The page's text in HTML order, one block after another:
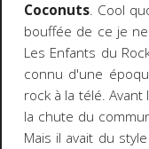
Coconuts. Cool
bouffée de ce je
Les Enfants du
connu d'une
rock à la télé.
la chute du
Mais il avait du